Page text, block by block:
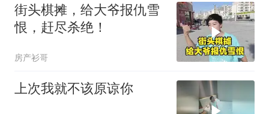
街头棋摊，给大爷报仇雪
恨，赶尽杀绝！
房产衫哥
上次我就不该原谅你